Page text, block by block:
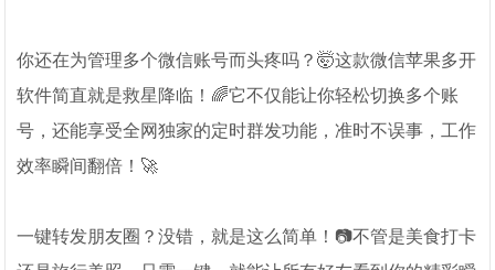
你还在为管理多个微信账号而头疼吗？🤯这款微信苹果多开
软件简直就是救星降临！🌈它不仅能让你轻松切换多个账
号，还能享受全网独家的定时群发功能，准时不误事，工作
效率瞬间翻倍！🚀
一键转发朋友圈？没错，就是这么简单！📷不管是美食打卡